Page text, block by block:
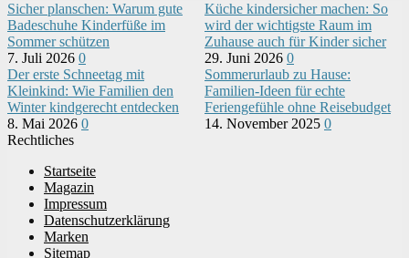
Sicher planschen: Warum gute
Badeschuhe Kinderfüße im
Sommer schützen
7. Juli 2026 0
Küche kindersicher machen: So
wird der wichtigste Raum im
Zuhause auch für Kinder sicher
29. Juni 2026 0
Der erste Schneetag mit
Kleinkind: Wie Familien den
Winter kindgerecht entdecken
8. Mai 2026 0
Sommerurlaub zu Hause:
Familien-Ideen für echte
Feriengefühle ohne Reisebudget
14. November 2025 0
Rechtliches
Startseite
Magazin
Impressum
Datenschutzerklärung
Marken
Sitemap